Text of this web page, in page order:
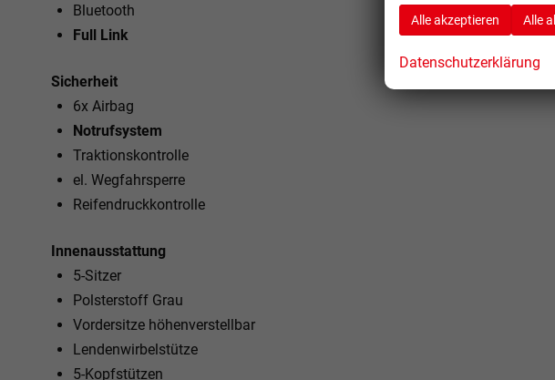
Bluetooth
Full Link
Sicherheit
6x Airbag
Notrufsystem
Traktionskontrolle
el. Wegfahrsperre
Reifendruckkontrolle
Innenausstattung
5-Sitzer
Polsterstoff Grau
Vordersitze höhenverstellbar
Lendenwirbelstütze
5-Kopfstützen
Alle akzeptieren Alle
Datenschutzerklärung